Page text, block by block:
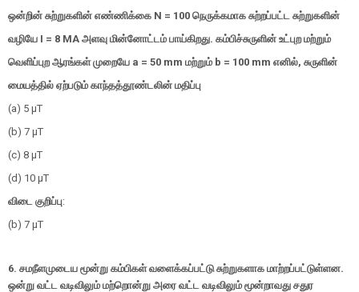
ஒன்றின் சுற்றுகளின் எண்ணிக்கை N = 100 நெருக்கமாக சுற்றப்பட்ட சுற்றுகளின்
வழியே I = 8 MA அளவு மின்னோட்டம் பாய்கிறது. கம்பிச்சுருளின் உட்புற மற்றும்
வெளிப்புற ஆரங்கள் முறையே a = 50 mm மற்றும் b = 100 mm எனில், சுருளின்
மையத்தில் ஏற்படும் காந்தத்தூண்டலின் மதிப்பு
(a) 5 μT
(b) 7 μT
(c) 8 μT
(d) 10 μT
விடை குறிப்பு:
(b) 7 μT
6. சமநீளமுடைய மூன்று கம்பிகள் வளைக்கப்பட்டு சுற்றுகளாக மாற்றப்பட்டுள்ளன.
ஒன்று வட்ட வடிவிலும் மற்றொன்று அரை வட்ட வடிவிலும் மூன்றாவது சதுர